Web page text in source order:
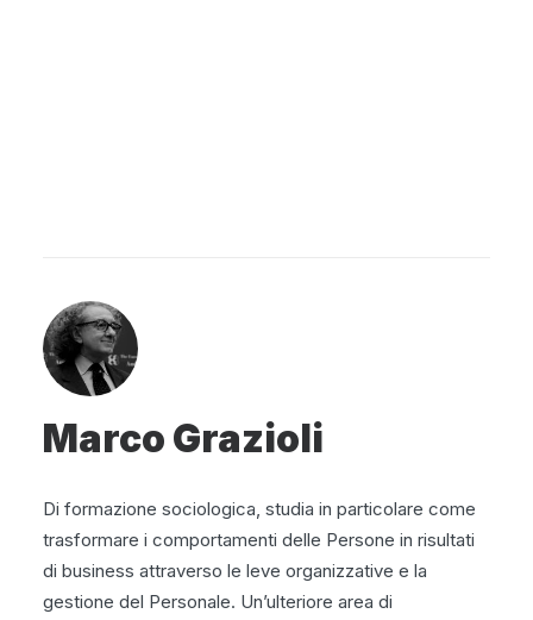
Marco Grazioli
Di formazione sociologica, studia in particolare come
trasformare i comportamenti delle Persone in risultati
di business attraverso le leve organizzative e la
gestione del Personale. Un’ulteriore area di